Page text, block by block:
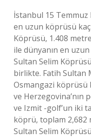
İstanbul 15 Temmuz
en uzun köprüsü
Köprüsü, 1.408
ile dünyanın en
Sultan Selim
birlikte. Fatih Sultan
Osmangazi köprüsü
ve Herzegovina’nın
ve Izmit -golf’un iki
köprü, toplam 2,682
Sultan Selim